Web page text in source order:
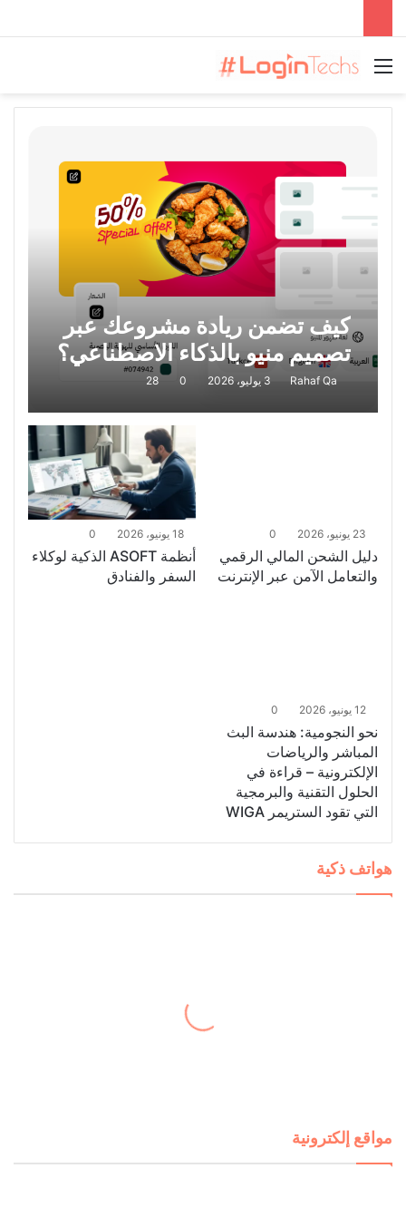
القائمة
كيف تضمن ريادة مشروعك عبر
تصميم منيو بالذكاء الاصطناعي؟
Rahaf Qa 3 يوليو، 2026 0
28
23 يونيو، 2026 0
دليل الشحن المالي الرقمي
والتعامل الآمن عبر الإنترنت
18 يونيو، 2026 0
أنظمة ASOFT الذكية لوكلاء
السفر والفنادق
12 يونيو، 2026 0
نحو النجومية: هندسة البث
المباشر والرياضات
الإلكترونية – قراءة في
الحلول التقنية والبرمجية
التي تقود الستريمر WIGA
هواتف ذكية
مواقع إلكترونية